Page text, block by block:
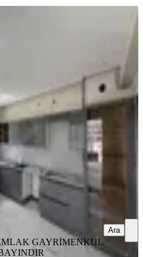
Daire
09.08.2026
&
GAYRİMENKUL
Ara